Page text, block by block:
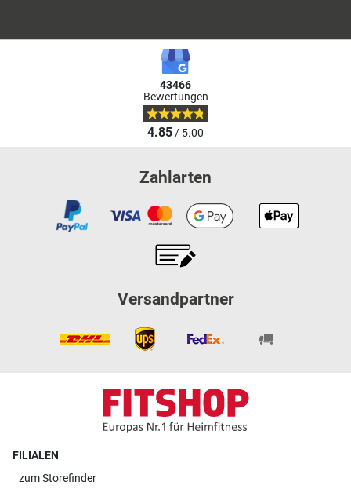
43466
Bewertungen
4.85/ 5.00
Zahlarten
Versandpartner
FILIALEN
zumStorefinder